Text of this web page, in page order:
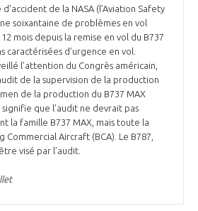
de la NASA (l’Aviation Safety
soixantaine de problèmes en vol
mois depuis la remise en vol du B737
caractérisées d’urgence en vol.
l’attention du Congrès américain,
de la supervision de la production
de la production du B737 MAX
que l’audit ne devrait pas
la famille B737 MAX, mais toute la
Aircraft (BCA). Le B787,
visé par l’audit.